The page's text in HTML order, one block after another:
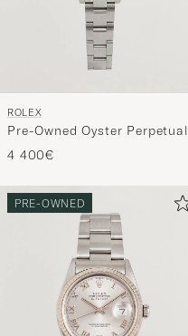
ROLEX
Pre-Owned Oyster Perpetual
4 400€
PRE-OWNED